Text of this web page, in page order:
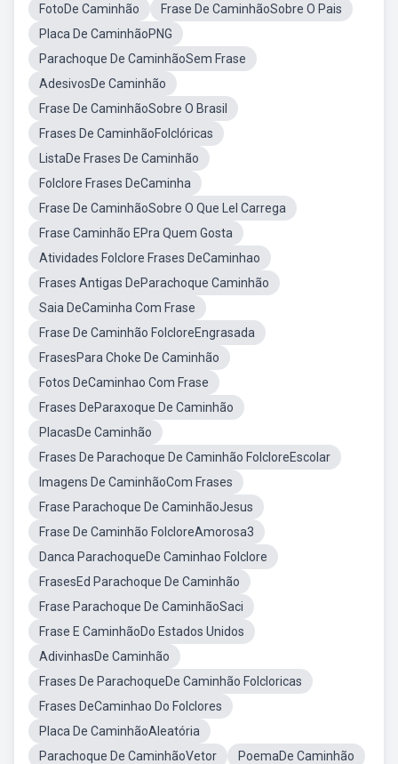
FotoDe Caminhão
Frase De CaminhãoSobre O Pais
Placa De CaminhãoPNG
Parachoque De CaminhãoSem Frase
AdesivosDe Caminhão
Frase De CaminhãoSobre O Brasil
Frases De CaminhãoFolclóricas
ListaDe Frases De Caminhão
Folclore Frases DeCaminha
Frase De CaminhãoSobre O Que Lel Carrega
Frase Caminhão EPra Quem Gosta
Atividades Folclore Frases DeCaminhao
Frases Antigas DeParachoque Caminhão
Saia DeCaminha Com Frase
Frase De Caminhão FolcloreEngrasada
FrasesPara Choke De Caminhão
Fotos DeCaminhao Com Frase
Frases DeParaxoque De Caminhão
PlacasDe Caminhão
Frases De Parachoque De Caminhão FolcloreEscolar
Imagens De CaminhãoCom Frases
Frase Parachoque De CaminhãoJesus
Frase De Caminhão FolcloreAmorosa3
Danca ParachoqueDe Caminhao Folclore
FrasesEd Parachoque De Caminhão
Frase Parachoque De CaminhãoSaci
Frase E CaminhãoDo Estados Unidos
AdivinhasDe Caminhão
Frases De ParachoqueDe Caminhão Folcloricas
Frases DeCaminhao Do Folclores
Placa De CaminhãoAleatória
Parachoque De CaminhãoVetor
PoemaDe Caminhão